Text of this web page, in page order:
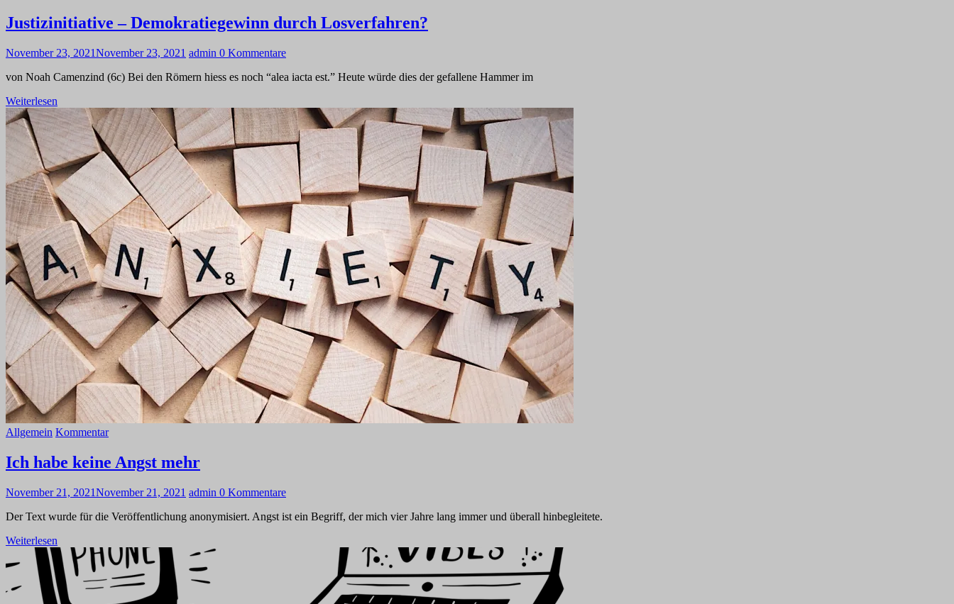
Justizinitiative – Demokratiegewinn durch Losverfahren?
November 23, 2021November 23, 2021 admin 0 Kommentare
von Noah Camenzind (6c) Bei den Römern hiess es noch “alea iacta est.” Heute würde dies der gefallene Hammer im
Weiterlesen
Allgemein Kommentar
Ich habe keine Angst mehr
November 21, 2021November 21, 2021 admin 0 Kommentare
Der Text wurde für die Veröffentlichung anonymisiert. Angst ist ein Begriff, der mich vier Jahre lang immer und überall hinbegleitete.
Weiterlesen